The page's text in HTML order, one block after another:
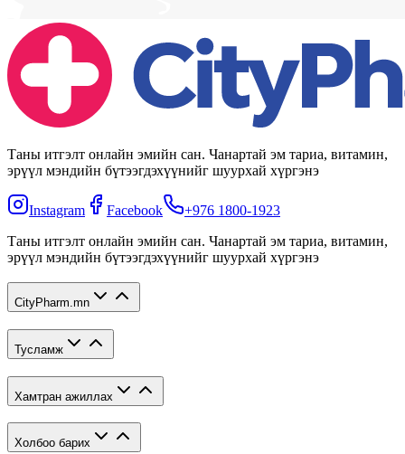
Таны итгэлт онлайн эмийн сан. Чанартай эм тариа, витамин,
эрүүл мэндийн бүтээгдэхүүнийг шуурхай хүргэнэ
Instagram Facebook
+976 1800-1923
Таны итгэлт онлайн эмийн сан. Чанартай эм тариа, витамин,
эрүүл мэндийн бүтээгдэхүүнийг шуурхай хүргэнэ
CityPharm.mn
Тусламж
Хамтран ажиллах
Холбоо барих